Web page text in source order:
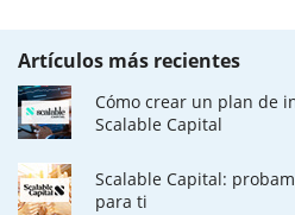
Artículos más recientes
Cómo crear un plan de
Scalable Capital
Scalable Capital:
para ti